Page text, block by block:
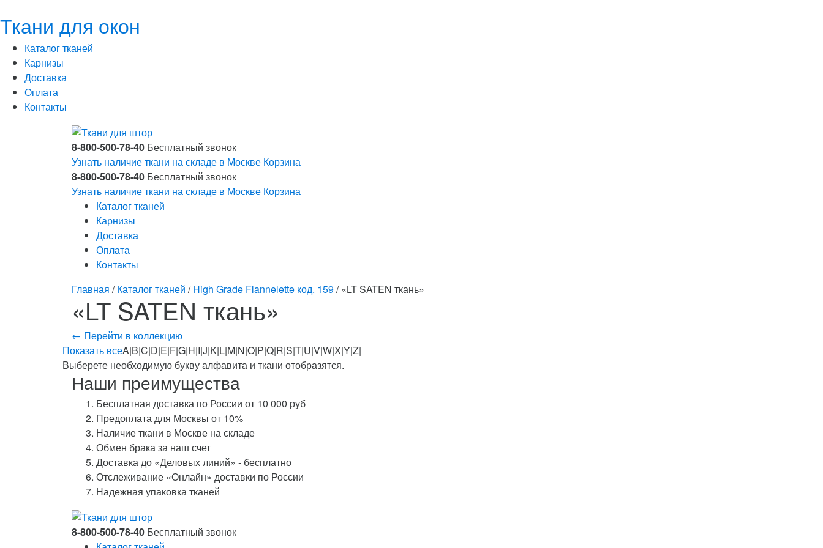
Ткани для окон
Каталог тканей
Карнизы
Доставка
Оплата
Контакты
8-800-500-78-40 Бесплатный звонок
Узнать наличие ткани на складе в Москве Корзина
8-800-500-78-40 Бесплатный звонок
Узнать наличие ткани на складе в Москве Корзина
Каталог тканей
Карнизы
Доставка
Оплата
Контакты
Главная /Каталог тканей /High Grade Flannelette код. 159/ «LT SATEN ткань»
«LT SATEN ткань»
← Перейти в коллекцию
Показать всеA|B|C|D|E|F|G|H|I|J|K|L|M|N|O|P|Q|R|S|T|U|V|W|X|Y|Z|
Выберете необходимую букву алфавита и ткани отобразятся.
Наши преимущества
Бесплатная доставка по России от 10 000 руб
Предоплата для Москвы от 10%
Наличие ткани в Москве на складе
Обмен брака за наш счет
Доставка до «Деловых линий» - бесплатно
Отслеживание «Онлайн» доставки по России
Надежная упаковка тканей
8-800-500-78-40 Бесплатный звонок